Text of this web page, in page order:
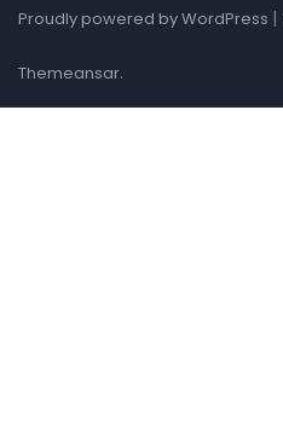
Proudly powered by WordPress |
Themeansar.